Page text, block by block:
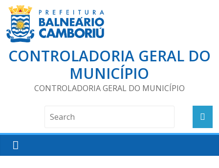
CONTROLADORIA GERAL DO
MUNICÍPIO
CONTROLADORIA GERAL DO MUNICÍPIO